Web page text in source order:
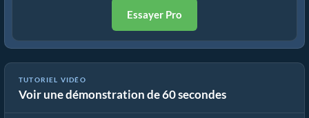
Essayer Pro
TUTORIEL VIDÉO
Voir une démonstration de 60 secondes
Cómo convertir archivos multimedia